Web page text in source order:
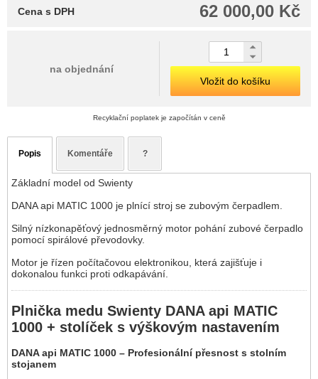
62 000,00 Kč
Cena s DPH
na objednání
Vložit do košíku
Recyklační poplatek je započítán v ceně
Popis Komentáře ?
Základní model od Swienty
DANA api MATIC 1000 je plnící stroj se zubovým čerpadlem.
Silný nízkonapěťový jednosměrný motor pohání zubové čerpadlo
pomocí spirálové převodovky.
Motor je řízen počítačovou elektronikou, která zajišťuje i
dokonalou funkci proti odkapávání.
Plnička medu Swienty DANA api MATIC
1000 + stolíček s výškovým nastavením
DANA api MATIC 1000 – Profesionální přesnost s stolním
stojanem